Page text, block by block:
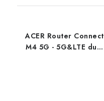
ACER Router Connect
M4 5G - 5G&LTE dual